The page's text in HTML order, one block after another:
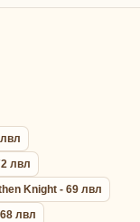
лвл
Knight - 69 лвл
лвл